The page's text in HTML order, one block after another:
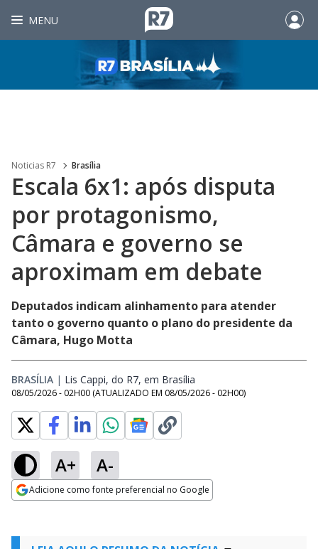
MENU
Noticias R7 Brasília
Escala 6x1: após disputa
por protagonismo,
Câmara e governo se
aproximam em debate
Deputados indicam alinhamento para atender
tanto o governo quanto o plano do presidente da
Câmara, Hugo Motta
BRASÍLIA | Lis Cappi, do R7, em Brasília
08/05/2026 - 02H00 (ATUALIZADO EM 08/05/2026 - 02H00)
A+ A-
Adicione como fonte preferencial no Google